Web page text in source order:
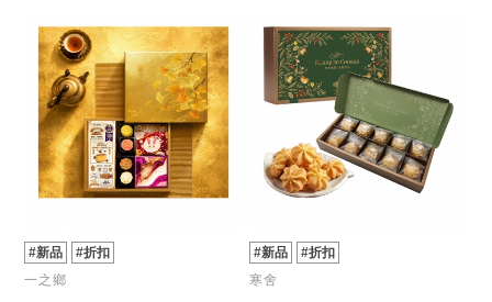
#新品
#折扣
一之鄉
#新品
#折扣
寒舍